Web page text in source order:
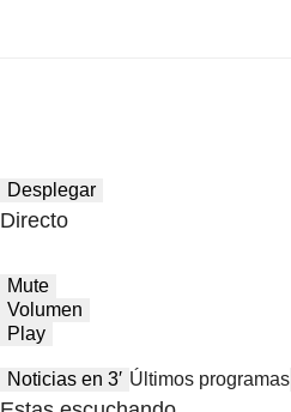
Desplegar
Directo
Mute
Volumen
Play
Noticias en 3′ Últimos programas